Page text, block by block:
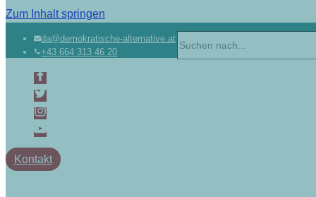
Zum Inhalt springen
da@demokratische-alternative.at
+43 664 313 46 20
Kontakt